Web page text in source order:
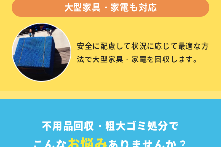
大型家具・家電も対応
安全に配慮して状況に応じて最適な方
法で大型家具・家電を回収します。
不用品回収・粗大ゴミ処分で
こんなお悩みありませんか？